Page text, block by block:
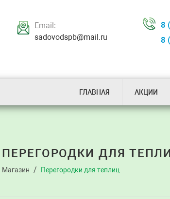
Email:
sadovodspb@mail.ru
8
8
ГЛАВНАЯ АКЦИИ
ПЕРЕГОРОДКИ ДЛЯ
Магазин Перегородки для теплиц